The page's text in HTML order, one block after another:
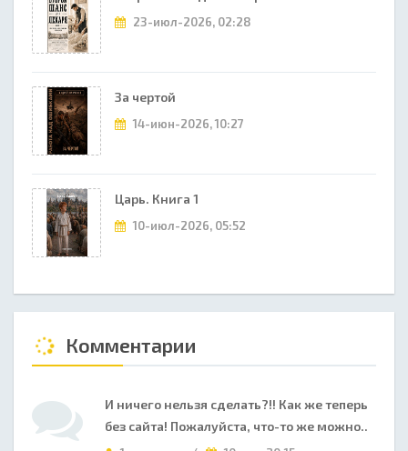
23-июл-2026, 02:28
За чертой
14-июн-2026, 10:27
Царь. Книга 1
10-июл-2026, 05:52
Комментарии
И ничего нельзя сделать?!! Как же теперь
без сайта! Пожалуйста, что-то же можно..